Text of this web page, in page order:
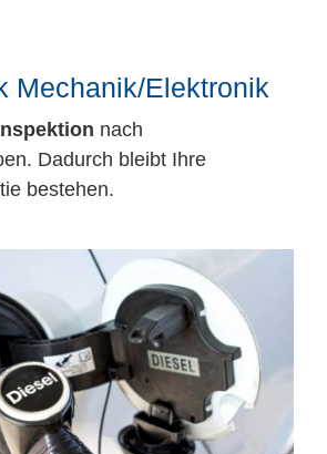
Mechanik/Elektronik
nach
Dadurch bleibt Ihre
bestehen.